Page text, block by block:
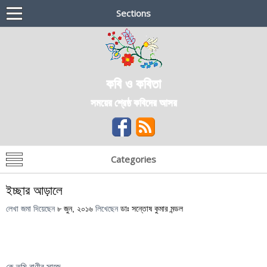
Sections
কবি ও কবিতা
সময়ের শ্রেষ্ঠ কবিদের আসর
Categories
ইচ্ছার আড়ালে
লেখা জমা দিয়েছেন ৮ জুন, ২০১৬ লিখেছেন ডাঃ সন্তোষ কুমার মন্ডল